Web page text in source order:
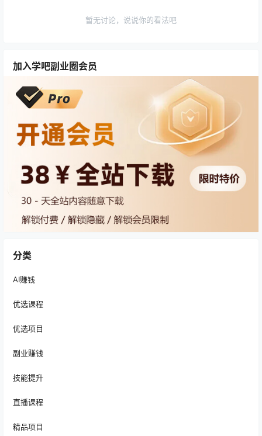
暂无讨论，说说你的看法吧
加入学吧副业圈会员
分类
AI赚钱
优选课程
优选项目
副业赚钱
技能提升
直播课程
精品项目